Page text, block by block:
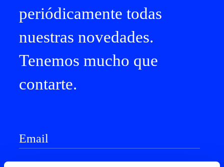
periódicamente todas
nuestras novedades.
Tenemos mucho que
contarte.